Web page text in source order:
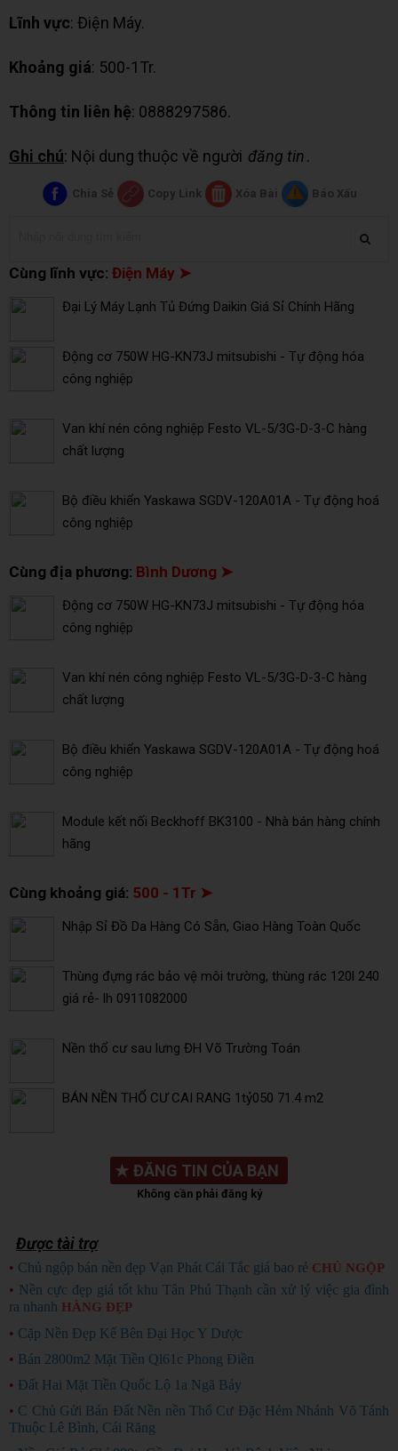
Lĩnh vực: Điện Máy.
Khoảng giá: 500-1Tr.
Thông tin liên hệ: 0888297586.
Ghi chú: Nội dung thuộc về người đăng tin.
Chia Sẻ Copy Link Xóa Bài Báo Xấu
Cùng lĩnh vực: Điện Máy ➤
Đại Lý Máy Lạnh Tủ Đứng Daikin Giá Sỉ Chính Hãng
Động cơ 750W HG-KN73J mitsubishi - Tự động hóa
công nghiệp
Van khí nén công nghiệp Festo VL-5/3G-D-3-C hàng
chất lượng
Bộ điều khiển Yaskawa SGDV-120A01A - Tự động hoá
công nghiệp
Cùng địa phương: Bình Dương ➤
Động cơ 750W HG-KN73J mitsubishi - Tự động hóa
công nghiệp
Van khí nén công nghiệp Festo VL-5/3G-D-3-C hàng
chất lượng
Bộ điều khiển Yaskawa SGDV-120A01A - Tự động hoá
công nghiệp
Module kết nối Beckhoff BK3100 - Nhà bán hàng chính
hãng
Cùng khoảng giá: 500 - 1Tr ➤
Nhập Sỉ Đồ Da Hàng Có Sẵn, Giao Hàng Toàn Quốc
Thùng đựng rác bảo vệ môi trường, thùng rác 120l 240
giá rẻ- lh 0911082000
Nền thổ cư sau lưng ĐH Võ Trường Toán
BÁN NỀN THỔ CƯ CAI RANG 1tỷ050 71.4 m2
★ ĐĂNG TIN CỦA BẠN
Không cần phải đăng ký
Được tài trợ
• Chủ ngộp bán nền đẹp Vạn Phát Cái Tắc giá bao rẻ CHỦ NGỘP
• Nền cực đẹp giá tốt khu Tân Phú Thạnh cần xử lý việc gia đình
ra nhanh HÀNG ĐẸP
• Cặp Nền Đẹp Kế Bên Đại Học Y Dược
• Bán 2800m2 Mặt Tiền Ql61c Phong Điền
• Đất Hai Mặt Tiền Quốc Lộ 1a Ngã Bảy
• C Chủ Gửi Bán Đất Nền nền Thổ Cư Đặc Hẻm Nhánh Võ Tánh
Thuộc Lê Bình, Cái Răng